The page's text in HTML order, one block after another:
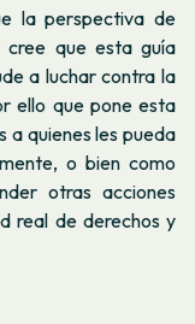
la perspectiva de
cree que esta guía
a luchar contra la
ello que pone esta
a quienes les pueda
o bien como
otras acciones
real de derechos y